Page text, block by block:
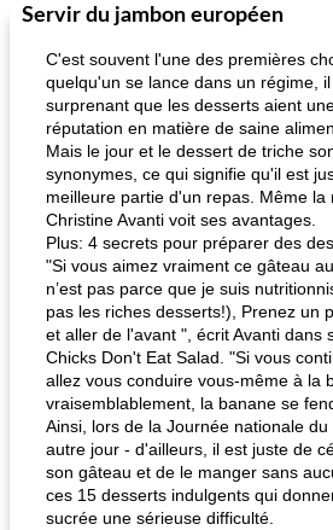
Servir du jambon européen
C'est souvent l'une des premières
quelqu'un se lance dans un régime,
surprenant que les desserts aient
réputation en matière de saine
Mais le jour et le dessert de triche
synonymes, ce qui signifie qu'il est
meilleure partie d'un repas. Même la
Christine Avanti voit ses avantages.
Plus: 4 secrets pour préparer des
"Si vous aimez vraiment ce gâteau
n’est pas parce que je suis
pas les riches desserts!), Prenez un
et aller de l'avant ", écrit Avanti dans
Chicks Don't Eat Salad. "Si vous
allez vous conduire vous-même à la
vraisemblablement, la banane se
Ainsi, lors de la Journée nationale
autre jour - d'ailleurs, il est juste de
son gâteau et de le manger sans
ces 15 desserts indulgents qui
sucrée une sérieuse difficulté.